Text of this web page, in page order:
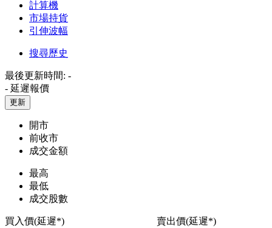
計算機
市場持貨
引伸波幅
搜尋歷史
最後更新時間: -
- 延遲報價
更新
開市
前收市
成交金額
最高
最低
成交股數
買入價(延遲*)
賣出價(延遲*)